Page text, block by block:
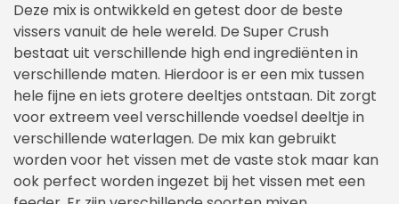
Deze mix is ontwikkeld en getest door de beste
vissers vanuit de hele wereld. De Super Crush
bestaat uit verschillende high end ingrediënten in
verschillende maten. Hierdoor is er een mix tussen
hele fijne en iets grotere deeltjes ontstaan. Dit zorgt
voor extreem veel verschillende voedsel deeltje in
verschillende waterlagen. De mix kan gebruikt
worden voor het vissen met de vaste stok maar kan
ook perfect worden ingezet bij het vissen met een